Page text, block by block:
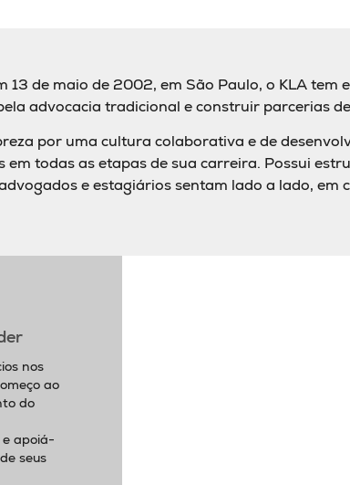
13 de maio de 2002, em São Paulo, o KLA tem
advocacia tradicional e construir parcerias
por uma cultura colaborativa e de
em todas as etapas de sua carreira. Possui
e estagiários sentam lado a lado, em
nos
ao
do
e apoiá-
seus